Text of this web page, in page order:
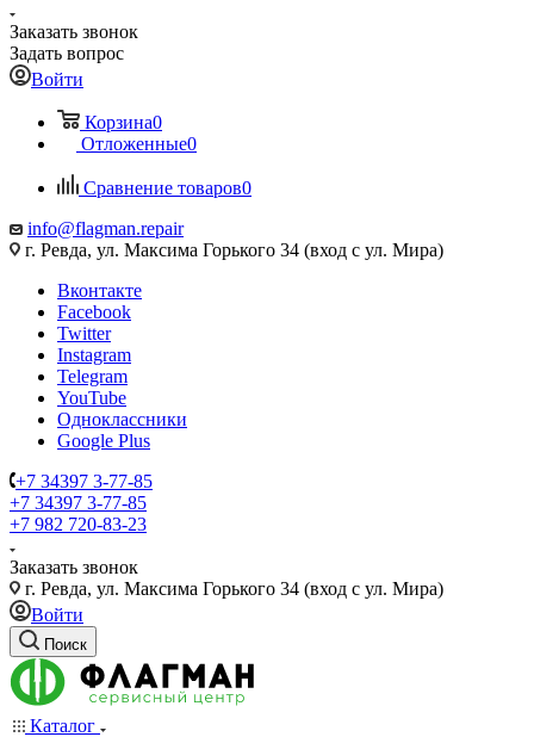
Заказать звонок
Задать вопрос
Войти
Корзина0
Отложенные0
Сравнение товаров0
info@flagman.repair
г. Ревда, ул. Максима Горького 34 (вход с ул. Мира)
Вконтакте
Facebook
Twitter
Instagram
Telegram
YouTube
Одноклассники
Google Plus
+7 34397 3-77-85
+7 34397 3-77-85
+7 982 720-83-23
Заказать звонок
г. Ревда, ул. Максима Горького 34 (вход с ул. Мира)
Войти
Поиск
Каталог